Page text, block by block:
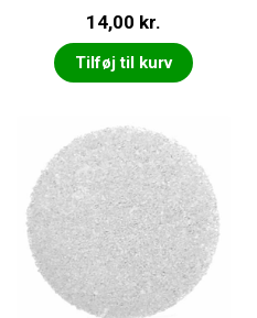
14,00 kr.
Tilføj til kurv